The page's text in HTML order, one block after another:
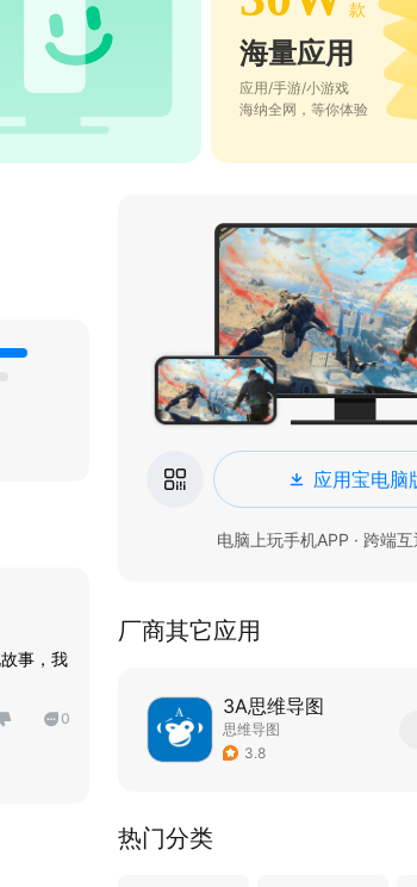
款
海量应用
应用/手游/小游戏
海纳全网，等你体验
事，我
0
应用宝电脑
电脑上玩手机APP · 跨端互
厂商其它应用
3A思维导图
思维导图
3.8
热门分类